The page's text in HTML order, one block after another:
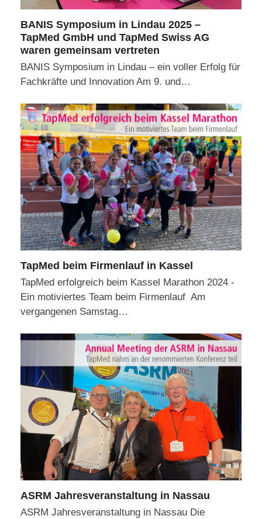
BANIS Symposium in Lindau 2025 –
TapMed GmbH und TapMed Swiss AG
waren gemeinsam vertreten
BANIS Symposium in Lindau – ein voller Erfolg für
Fachkräfte und Innovation Am 9. und…
TapMed beim Firmenlauf in Kassel
TapMed erfolgreich beim Kassel Marathon 2024 -
Ein motiviertes Team beim Firmenlauf Am
vergangenen Samstag…
ASRM Jahresveranstaltung in Nassau
ASRM Jahresveranstaltung in Nassau Die